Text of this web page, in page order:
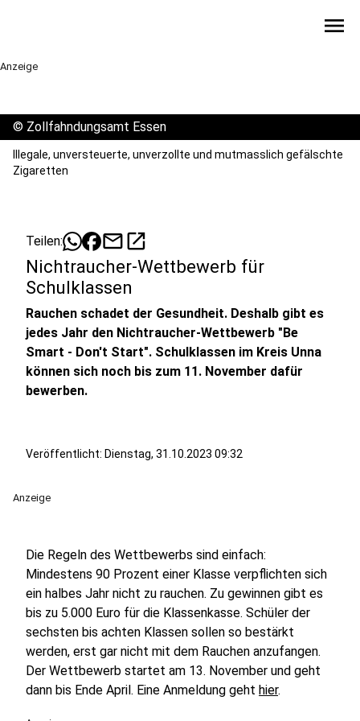
menu
Anzeige
© Zollfahndungsamt Essen
Illegale, unversteuerte, unverzollte und mutmasslich gefälschte
Zigaretten
Teilen: mailopen_in_new
Nichtraucher-Wettbewerb für
Schulklassen
Rauchen schadet der Gesundheit. Deshalb gibt es
jedes Jahr den Nichtraucher-Wettbewerb "Be
Smart - Don't Start". Schulklassen im Kreis Unna
können sich noch bis zum 11. November dafür
bewerben.
Veröffentlicht: Dienstag, 31.10.2023 09:32
Anzeige
Die Regeln des Wettbewerbs sind einfach:
Mindestens 90 Prozent einer Klasse verpflichten sich
ein halbes Jahr nicht zu rauchen. Zu gewinnen gibt es
bis zu 5.000 Euro für die Klassenkasse. Schüler der
sechsten bis achten Klassen sollen so bestärkt
werden, erst gar nicht mit dem Rauchen anzufangen.
Der Wettbewerb startet am 13. November und geht
dann bis Ende April. Eine Anmeldung geht hier.